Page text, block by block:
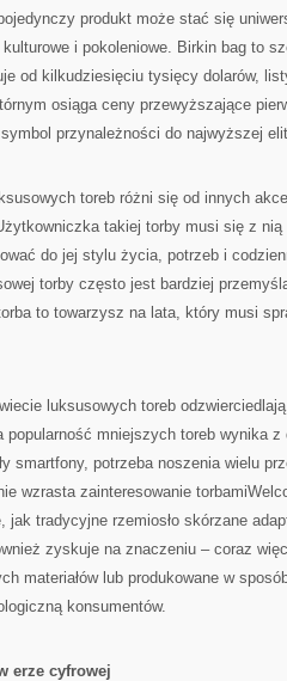
produkt może stać się
i pokoleniowe. Birkin bag to
od kilkudziesięciu tysięcy dolarów,
osiąga ceny przewyższające
przynależności do najwyższej
toreb różni się od innych
takiej torby musi się z
do jej stylu życia, potrzeb i
torby często jest bardziej
to towarzysz na lata, który musi
luksusowych toreb
popularność mniejszych toreb wynika
smartfony, potrzeba noszenia wielu
wzrasta zainteresowanie
jak tradycyjne rzemiosło skórzane
zyskuje na znaczeniu – coraz
materiałów lub produkowane w
konsumentów.
erze cyfrowej